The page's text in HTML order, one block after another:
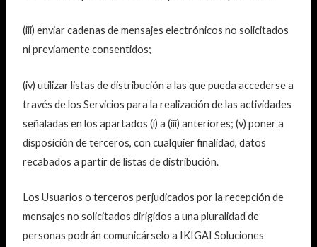
(iii) enviar cadenas de mensajes electrónicos no solicitados
ni previamente consentidos;
(iv) utilizar listas de distribución a las que pueda accederse a
través de los Servicios para la realización de las actividades
señaladas en los apartados (i) a (iii) anteriores; (v) poner a
disposición de terceros, con cualquier finalidad, datos
recabados a partir de listas de distribución.
Los Usuarios o terceros perjudicados por la recepción de
mensajes no solicitados dirigidos a una pluralidad de
personas podrán comunicárselo a IKIGAI Soluciones